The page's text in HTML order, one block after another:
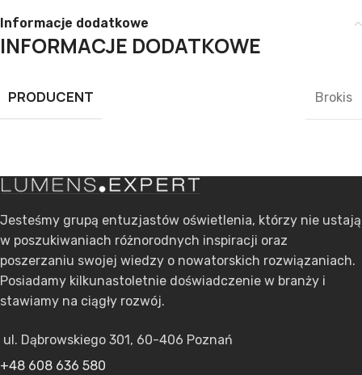
Informacje dodatkowe
INFORMACJE DODATKOWE
PRODUCENT Brokis
Jesteśmy grupą entuzjastów oświetlenia, którzy nie ustają
w poszukiwaniach różnorodnych inspiracji oraz
poszerzaniu swojej wiedzy o nowatorskich rozwiązaniach.
Posiadamy kilkunastoletnie doświadczenie w branży i
stawiamy na ciągły rozwój.
ul. Dąbrowskiego 301, 60-406 Poznań
+48 608 636 580